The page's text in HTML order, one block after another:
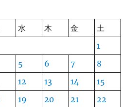
水 木 金
土
1
5 6 7
8
12 13 14
15
19 20 21
22